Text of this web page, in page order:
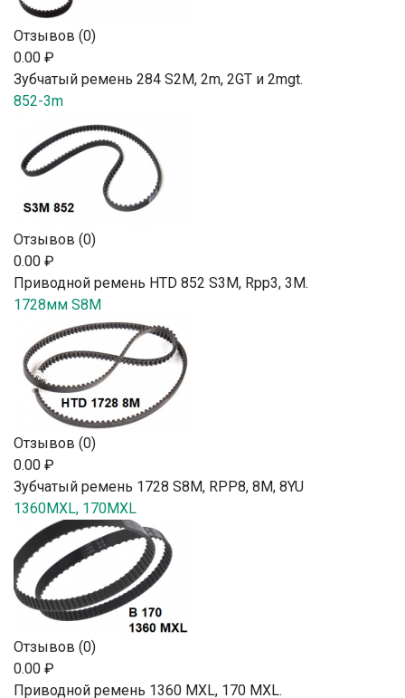
Отзывов (0)
0.00 ₽
Зубчатый ремень 284 S2М, 2m, 2GT и 2mgt.
852-3m
Отзывов (0)
0.00 ₽
Приводной ремень HTD 852 S3M, Rpp3, 3М.
1728мм S8M
Отзывов (0)
0.00 ₽
Зубчатый ремень 1728 S8M, RPP8, 8М, 8YU
1360MXL, 170MXL
Отзывов (0)
0.00 ₽
Приводной ремень 1360 MXL, 170 MXL.